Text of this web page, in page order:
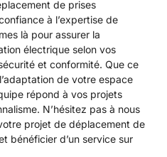
de prises
à l’expertise de
là pour assurer la
électrique selon vos
et conformité. Que ce
de votre espace
répond à vos projets
N’hésitez pas à nous
projet de déplacement de
bénéficier d’un service sur